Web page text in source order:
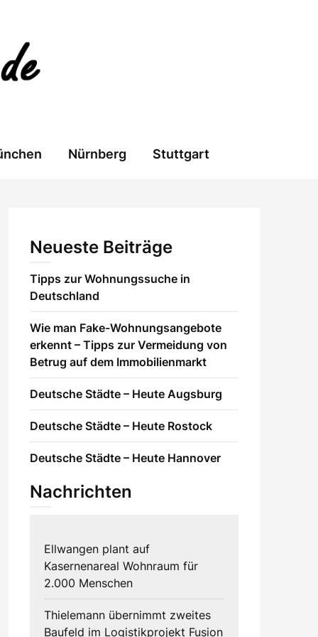
Nürnberg Stuttgart
Neueste Beiträge
Tipps zur Wohnungssuche in
Deutschland
Wie man Fake-Wohnungsangebote
erkennt – Tipps zur Vermeidung von
Betrug auf dem Immobilienmarkt
Deutsche Städte – Heute Augsburg
Deutsche Städte – Heute Rostock
Deutsche Städte – Heute Hannover
Nachrichten
Ellwangen plant auf
Kasernenareal Wohnraum für
2.000 Menschen
Thielemann übernimmt zweites
Baufeld im Logistikprojekt Fusion